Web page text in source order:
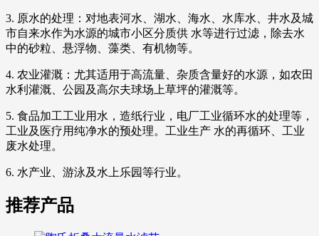
3. 原水的处理：对地表河水、湖水、海水、水库水、井水及城
市自来水作为水源的城市小区分质供 水等进行过滤，除去水
中的砂粒、悬浮物、藻类、有机物等。
4. 农业灌溉：尤其适用于高流量、杂质含量好的水源，如农田
水利灌溉、公园及高尔夫球场上草坪的灌溉等。
5. 食品加工工业用水，造纸行业，电厂工业循环水的处理等，
工业及医疗用纯净水的预处理。工业生产 水的再循环、工业
废水处理。
6. 水产业、游泳及水上乐园等行业。
推荐产品